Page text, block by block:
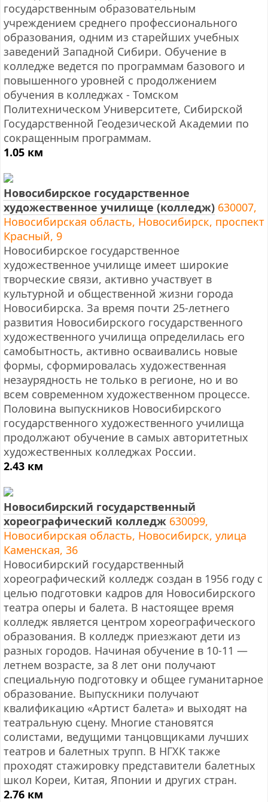
государственным образовательным
учреждением среднего профессионального
образования, одним из старейших учебных
заведений Западной Сибири. Обучение в
колледже ведется по программам базового и
повышенного уровней с продолжением
обучения в колледжах - Томском
Политехническом Университете, Сибирской
Государственной Геодезической Академии по
сокращенным программам.
1.05 км
Новосибирское государственное
художественное училище (колледж) 630007,
Новосибирская область, Новосибирск, проспект
Красный, 9
Новосибирское государственное
художественное училище имеет широкие
творческие связи, активно участвует в
культурной и общественной жизни города
Новосибирска. За время почти 25-летнего
развития Новосибирского государственного
художественного училища определилась его
самобытность, активно осваивались новые
формы, сформировалась художественная
незаурядность не только в регионе, но и во
всем современном художественном процессе.
Половина выпускников Новосибирского
государственного художественного училища
продолжают обучение в самых авторитетных
художественных колледжах России.
2.43 км
Новосибирский государственный
хореографический колледж 630099,
Новосибирская область, Новосибирск, улица
Каменская, 36
Новосибирский государственный
хореографический колледж создан в 1956 году с
целью подготовки кадров для Новосибирского
театра оперы и балета. В настоящее время
колледж является центром хореографического
образования. В колледж приезжают дети из
разных городов. Начиная обучение в 10-11 —
летнем возрасте, за 8 лет они получают
специальную подготовку и общее гуманитарное
образование. Выпускники получают
квалификацию «Артист балета» и выходят на
театральную сцену. Многие становятся
солистами, ведущими танцовщиками лучших
театров и балетных трупп. В НГХК также
проходят стажировку представители балетных
школ Кореи, Китая, Японии и других стран.
2.76 км